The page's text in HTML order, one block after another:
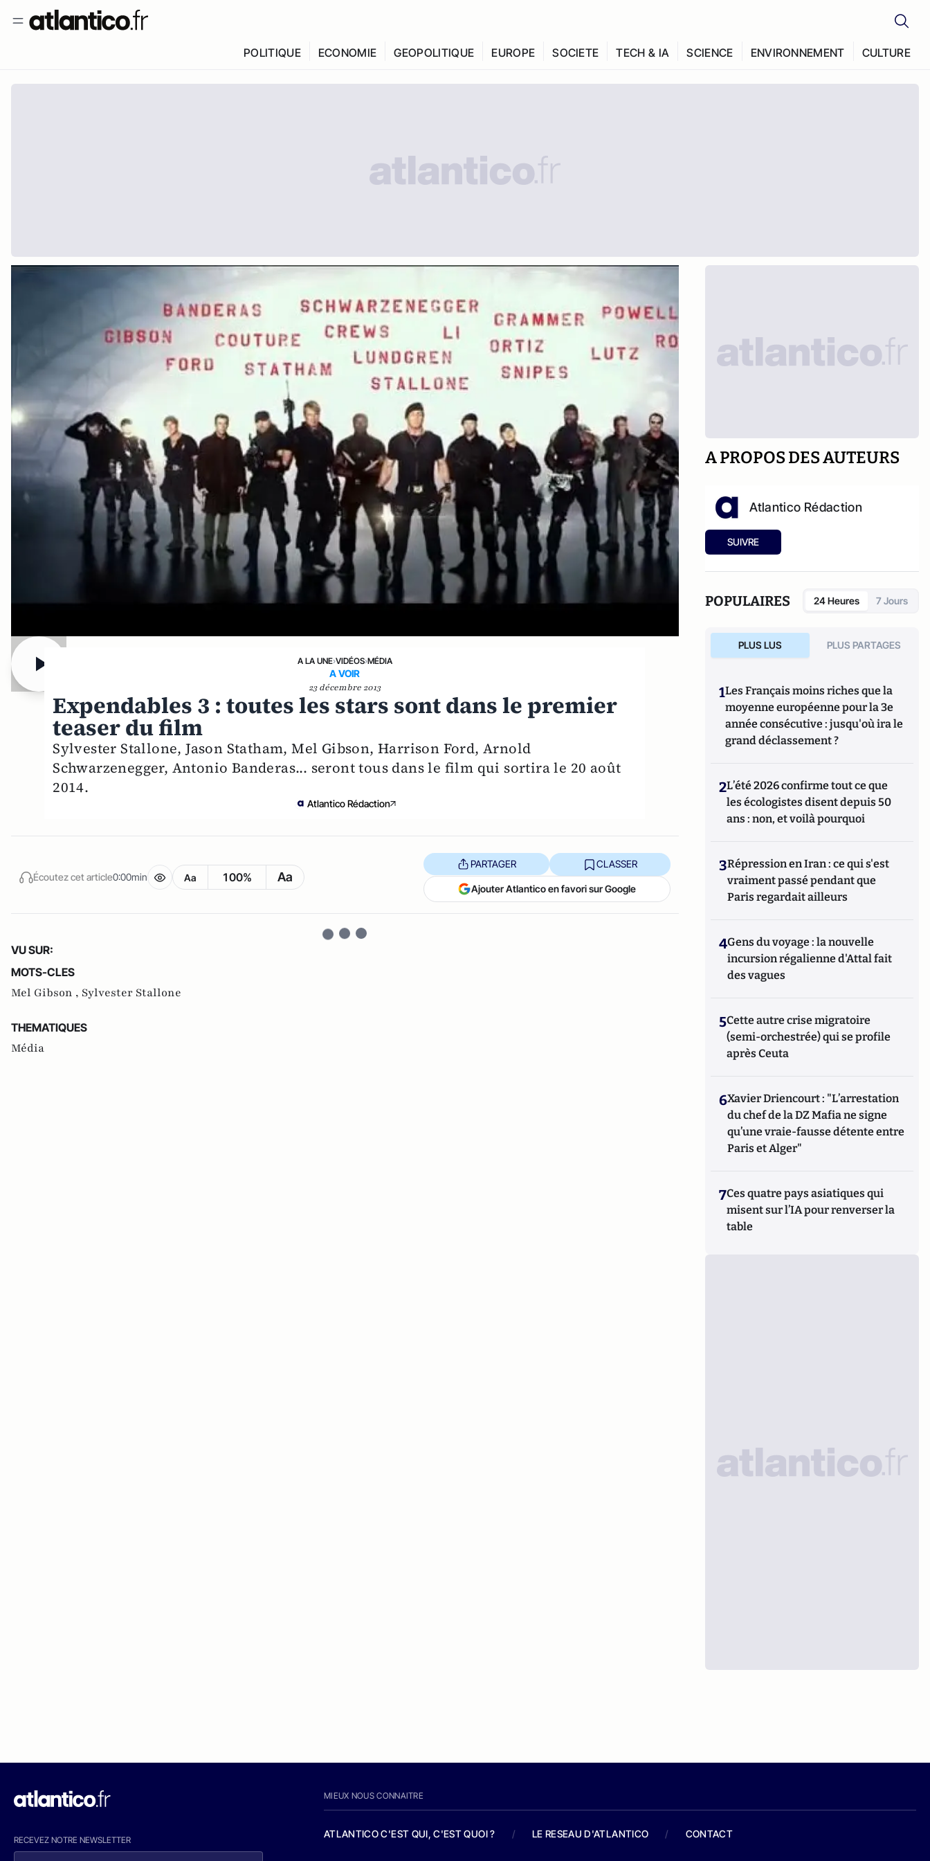
POLITIQUE ECONOMIE GEOPOLITIQUE EUROPE SOCIETE TECH & IA SCIENCE ENVIRONNEMENT CULTURE
A LA UNE›VIDÉOS›MÉDIA
A VOIR
23 décembre 2013
Expendables 3 : toutes les stars sont dans le premier
teaser du film
Sylvester Stallone, Jason Statham, Mel Gibson, Harrison Ford, Arnold
Schwarzenegger, Antonio Banderas... seront tous dans le film qui sortira le 20 août
2014.
Atlantico Rédaction
Écoutez cet article0:00min Aa 100% Aa
PARTAGER CLASSER
Ajouter Atlantico en favori sur Google
VU SUR:
MOTS-CLES
Mel Gibson , Sylvester Stallone
THEMATIQUES
Média
A PROPOS DES AUTEURS
Atlantico Rédaction
SUIVRE
POPULAIRES 24 Heures 7 Jours
PLUS LUS PLUS PARTAGES
1Les Français moins riches que la
moyenne européenne pour la 3e
année consécutive : jusqu'où ira le
grand déclassement ?
2L’été 2026 confirme tout ce que
les écologistes disent depuis 50
ans : non, et voilà pourquoi
3Répression en Iran : ce qui s'est
vraiment passé pendant que
Paris regardait ailleurs
4Gens du voyage : la nouvelle
incursion régalienne d'Attal fait
des vagues
5Cette autre crise migratoire
(semi-orchestrée) qui se profile
après Ceuta
6Xavier Driencourt : "L’arrestation
du chef de la DZ Mafia ne signe
qu’une vraie-fausse détente entre
Paris et Alger"
7Ces quatre pays asiatiques qui
misent sur l’IA pour renverser la
table
RECEVEZ NOTRE NEWSLETTER
MIEUX NOUS CONNAITRE
ATLANTICO C'EST QUI, C'EST QUOI ? / LE RESEAU D'ATLANTICO / CONTACT